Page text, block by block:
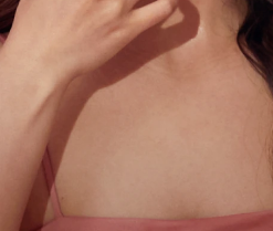
FAQ™ Dual LED Panel
熱門產品
英國
西班牙
澳洲